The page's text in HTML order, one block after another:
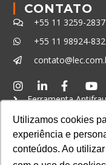
Utilizamos cookies
experiência e
conteúdos. Ao
CONTATO
+55 11 3259-2837
+55 11 98924-
Ferramenta
Consulte aqui o
Sistema e-MEC